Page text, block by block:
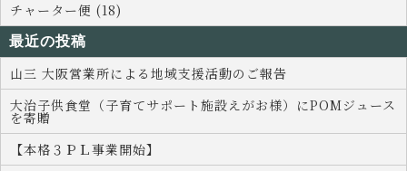
チャーター便 (18)
最近の投稿
山三 大阪営業所による地域支援活動のご報告
大治子供食堂（子育てサポート施設えがお様）にPOMジュース
を寄贈
【本格３ＰＬ事業開始】